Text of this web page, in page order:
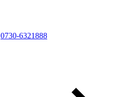
0730-6321888